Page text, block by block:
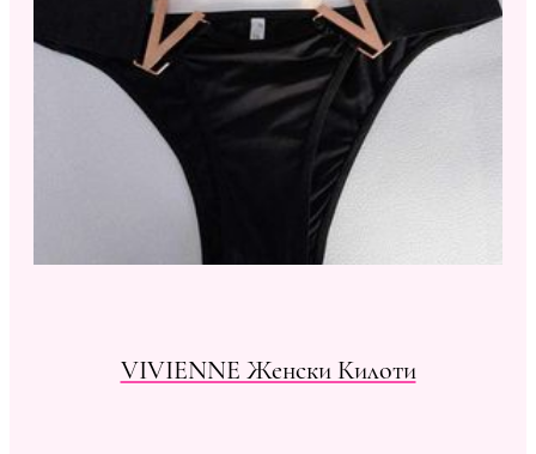
VIVIENNE Женски Килоти